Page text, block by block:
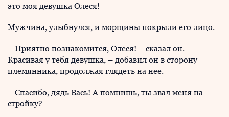
это моя девушка Олеся!
Мужчина, улыбнулся, и морщины покрыли его лицо.
– Приятно познакомится, Олеся! – сказал он. –
Красивая у тебя девушка, – добавил он в сторону
племянника, продолжая глядеть на нее.
– Спасибо, дядь Вась! А помнишь, ты звал меня на
стройку?